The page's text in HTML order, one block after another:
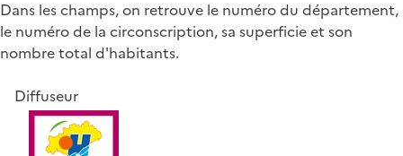
Dans les champs, on retrouve le numéro du département,
le numéro de la circonscription, sa superficie et son
nombre total d'habitants.
Diffuseur